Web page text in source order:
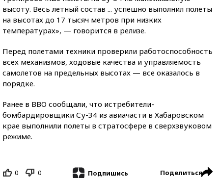
высоту. Весь летный состав ... успешно выполнил полеты
на высотах до 17 тысяч метров при низких
температурах», — говорится в релизе.
Перед полетами техники проверили работоспособность
всех механизмов, ходовые качества и управляемость
самолетов на предельных высотах — все оказалось в
порядке.
Ранее в ВВО сообщали, что истребители-
бомбардировщики Су-34 из авиачасти в Хабаровском
крае выполнили полеты в стратосфере в сверхзвуковом
режиме.
0 0 Подпишись Поделиться